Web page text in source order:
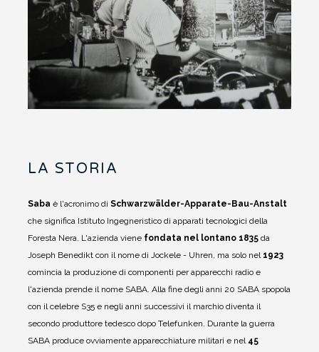
LA STORIA
Saba è l'acronimo di Schwarzwälder-Apparate-Bau-Anstalt
che significa Istituto Ingegneristico di apparati tecnologici della
Foresta Nera. L'azienda viene fondata nel lontano 1835 da
Joseph Benedikt con il nome di Jockele - Uhren, ma solo nel 1923
comincia la produzione di componenti per apparecchi radio e
l'azienda prende il nome SABA. Alla fine degli anni 20 SABA spopola
con il celebre S35 e negli anni successivi il marchio diventa il
secondo produttore tedesco dopo Telefunken. Durante la guerra
SABA produce ovviamente apparecchiature militari e nel 45